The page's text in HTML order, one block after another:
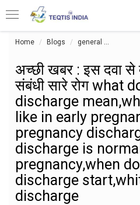
Home Blogs general
अच्छी खबर : इस दवा से
संबंधी सारे रोग what
discharge
like in early
pregnancy
discharge is
pregnancy,when
discharge
discharge